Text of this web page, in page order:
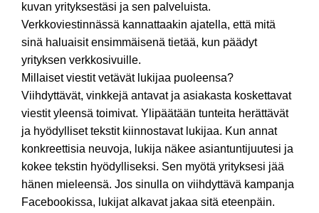
kuvan yrityksestäsi ja sen palveluista.
Verkkoviestinnässä kannattaakin ajatella, että mitä
sinä haluaisit ensimmäisenä tietää, kun päädyt
yrityksen verkkosivuille.
Millaiset viestit vetävät lukijaa puoleensa?
Viihdyttävät, vinkkejä antavat ja asiakasta koskettavat
viestit yleensä toimivat. Ylipäätään tunteita herättävät
ja hyödylliset tekstit kiinnostavat lukijaa. Kun annat
konkreettisia neuvoja, lukija näkee asiantuntijuutesi ja
kokee tekstin hyödylliseksi. Sen myötä yrityksesi jää
hänen mieleensä. Jos sinulla on viihdyttävä kampanja
Facebookissa, lukijat alkavat jakaa sitä eteenpäin.